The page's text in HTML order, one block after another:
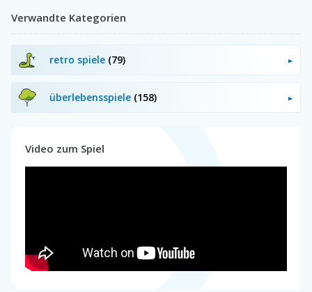
Verwandte Kategorien
retro spiele (79)
überlebensspiele (158)
Video zum Spiel